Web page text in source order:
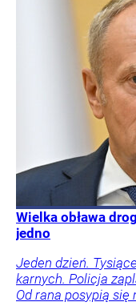
Wielka obława
jedno
Jeden dzień.
karnych. Policja
Od rana posypią się